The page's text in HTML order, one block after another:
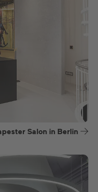
Salon in Berlin